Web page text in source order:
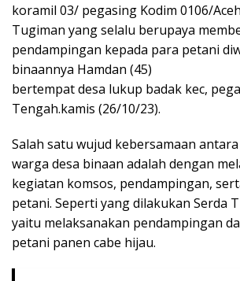
koramil 03/ pegasing Kodim 0106/
Tugiman yang selalu berupaya
pendampingan kepada para petani
binaannya Hamdan (45)
bertempat desa lukup badak kec,
Tengah.kamis (26/10/23).
Salah satu wujud kebersamaan
warga desa binaan adalah dengan
kegiatan komsos, pendampingan,
petani. Seperti yang dilakukan Serda
yaitu melaksanakan pendampingan
petani panen cabe hijau.